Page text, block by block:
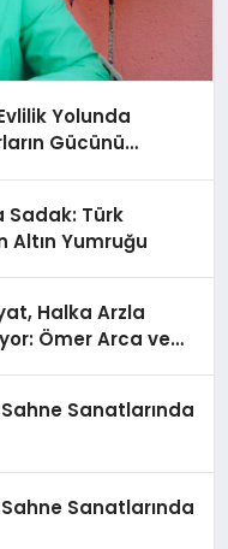
Yolunda
Gücünü
Sadak: Türk
Altın Yumruğu
Halka Arzla
Ömer Arca ve
Sahne Sanatlarında
Sahne Sanatlarında